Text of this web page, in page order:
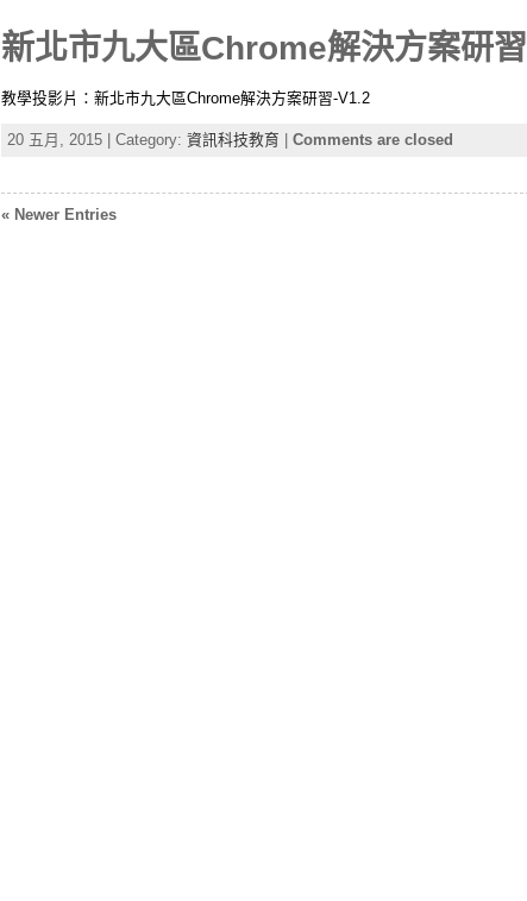
新北市九大區Chrome解決方案研習
教學投影片：新北市九大區Chrome解決方案研習-V1.2
20 五月, 2015 | Category: 資訊科技教育 Comments are closed
« Newer Entries